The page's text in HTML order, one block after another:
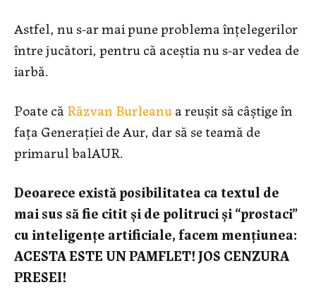
Astfel, nu s-ar mai pune problema înțelegerilor
între jucători, pentru că aceștia nu s-ar vedea de
iarbă.
Poate că Răzvan Burleanua reușit să câștige în
fața Generației de Aur, dar să se teamă de
primarul balAUR.
Deoarece există posibilitatea ca textul de
mai sus să fie citit și de politruci și “prostaci”
cu inteligențe artificiale, facem mențiunea:
ACESTA ESTE UN PAMFLET!JOS CENZURA
PRESEI!